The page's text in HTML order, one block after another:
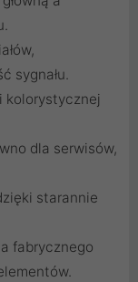
sygnału.
kolorystycznej
dla serwisów,
starannie
fabrycznego